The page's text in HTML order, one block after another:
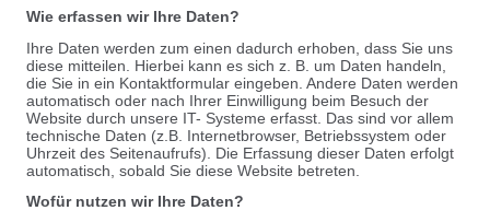
Wie erfassen wir Ihre Daten?
Ihre Daten werden zum einen dadurch erhoben, dass Sie uns
diese mitteilen. Hierbei kann es sich z. B. um Daten handeln,
die Sie in ein Kontaktformular eingeben. Andere Daten werden
automatisch oder nach Ihrer Einwilligung beim Besuch der
Website durch unsere IT- Systeme erfasst. Das sind vor allem
technische Daten (z.B. Internetbrowser, Betriebssystem oder
Uhrzeit des Seitenaufrufs). Die Erfassung dieser Daten erfolgt
automatisch, sobald Sie diese Website betreten.
Wofür nutzen wir Ihre Daten?